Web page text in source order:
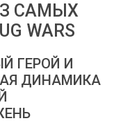
САМЫХ
WARS
ГЕРОЙ И
ДИНАМИКА